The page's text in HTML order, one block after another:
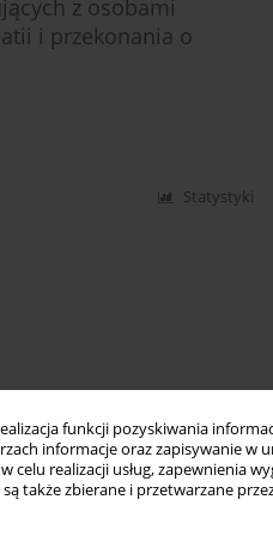
funkcji pozyskiwania
informacje oraz zapisywanie w
celu realizacji usług, zapewnienia
są także zbierane i przetwarzane
z osobami
i przekonania o
Statystyki
z